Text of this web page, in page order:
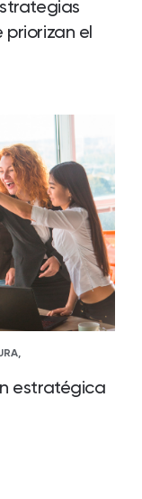
priorizan el
estratégica